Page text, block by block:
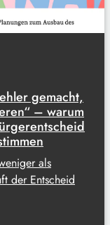
gemacht,
– warum
als
der Entscheid